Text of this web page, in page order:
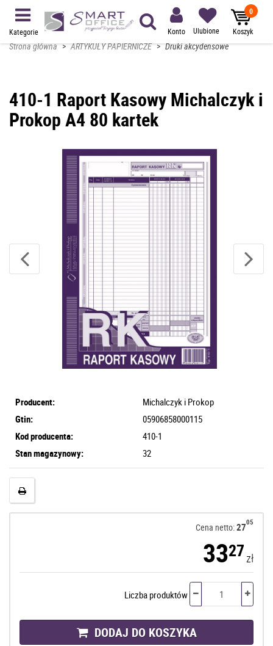
Kategorie Konto Ulubione
0
Koszyk
Strona główna > ARTYKUŁY PAPIERNICZE > Druki akcydensowe
410-1 Raport Kasowy Michalczyk i
Prokop A4 80 kartek
Producent:
Michalczyk i Prokop
Gtin:
05906858000115
Kod producenta:
410-1
Stan magazynowy:
32
Cena netto:2705
3327 zł
Liczba produktów
DODAJ DO KOSZYKA